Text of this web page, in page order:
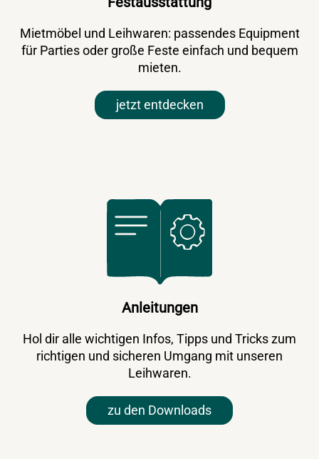
Mietmöbel und Leihwaren: passendes Equipment
für Parties oder große Feste einfach und bequem
mieten.
jetzt entdecken
Anleitungen
Hol dir alle wichtigen Infos, Tipps und Tricks zum
richtigen und sicheren Umgang mit unseren
Leihwaren.
zu den Downloads